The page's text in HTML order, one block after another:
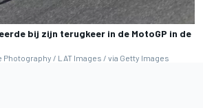
bij zijn terugkeer in de MotoGP in de
Photography / LAT Images / via Getty Images